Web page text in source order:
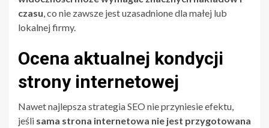
czasu , co nie zawsze jest uzasadnione dla małej lub
lokalnej firmy.
Ocena aktualnej kondycji
strony internetowej
Nawet najlepsza strategia SEO nie przyniesie efektu,
jeśli sama strona internetowa nie jest przygotowana